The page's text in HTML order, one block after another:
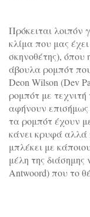
Πρόκειται λοιπόν
κλίμα που μας
σκηνοθέτης), όπου
άβουλα ρομπότ
Deon Wilson (Dev
ρομπότ με
αφήνουν επισήμως
τα ρομπότ έχουν
κάνει κρυφά αλλά
μπλέκει με
μέλη της διάσημης
Antwoord) που το